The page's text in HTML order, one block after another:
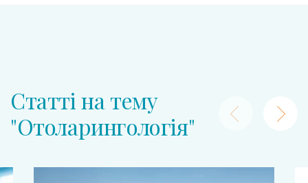
Статті на тему
"Отоларингологія"